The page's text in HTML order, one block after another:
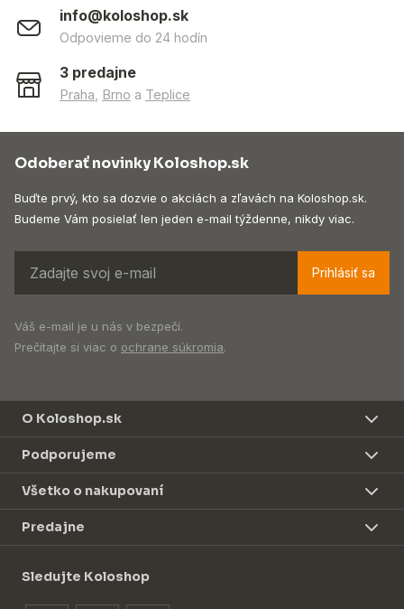
info@koloshop.sk
Odpovieme do 24 hodín
3 predajne
Praha Brno a Teplice
Odoberať novinky Koloshop.sk
Buďte prvý, kto sa dozvie o akciách a zľavách na Koloshop.sk.
Budeme Vám posielať len jeden e-mail týždenne, nikdy viac.
Prihlásiť sa
Váš e-mail je u nás v bezpečí.
Prečítajte si viac o ochrane súkromia.
O Koloshop.sk
Podporujeme
Všetko o nakupovaní
Predajne
Sledujte Koloshop